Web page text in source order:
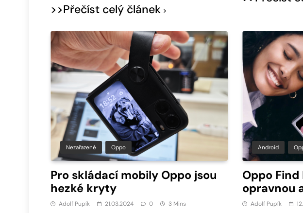
>>Přečíst celý článek
Nezařazené Oppo
Pro skládací mobily Oppo jsou
hezké kryty
Adolf Pupík 21.03.2024 0 3 Mins
Android
Oppo Find
opravnou
Adolf Pupík